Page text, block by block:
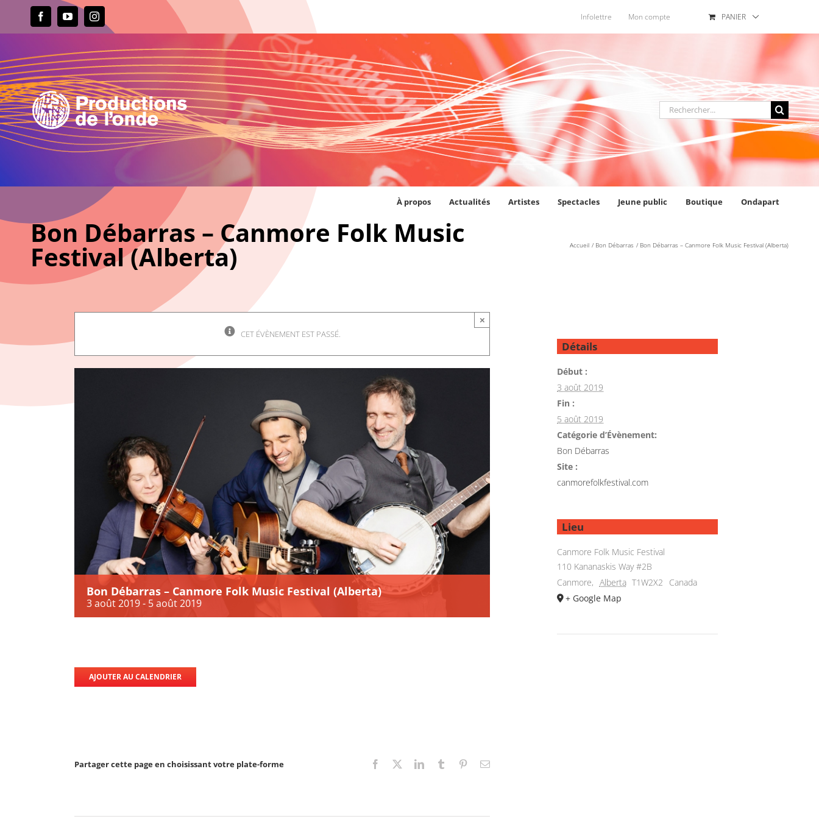
FacebookYouTubeInstagram Infolettre Mon compte PANIER
Rechercher
:
À propos Actualités Artistes Spectacles Jeune public Boutique Ondapart
Bon Débarras – Canmore Folk Music
Festival (Alberta) Accueil Bon Débarras Bon Débarras – Canmore Folk Music Festival (Alberta)
CET ÉVÈNEMENT EST PASSÉ.
×
Bon Débarras – Canmore Folk Music Festival (Alberta)
3 août 2019- 5 août 2019
AJOUTER AU CALENDRIER
Partager cette page en choisissant votre plate-forme Facebook LinkedInTumblr PinterestEmail
Détails
Début :
3 août 2019
Fin :
5 août 2019
Catégorie d’Évènement:
Bon Débarras
Site :
canmorefolkfestival.com
Lieu
Canmore Folk Music Festival
110 Kananaskis Way #2B
Canmore, Alberta T1W2X2
Canada
+ Google Map